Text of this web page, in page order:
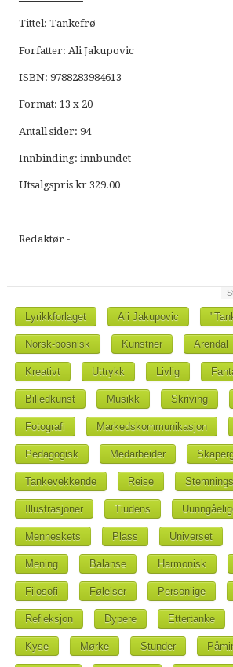
Tittel: Tankefrø
Forfatter: Ali Jakupovic
ISBN: 9788283984613
Format: 13 x 20
Antall sider: 94
Innbinding: innbundet
Utsalgspris kr 329.00
Redaktør -
Lyrikkforlaget Ali Jakupovic
Norsk-bosnisk Kunstner Arendal
Kreativt Uttrykk Livlig
Billedkunst Musikk Skriving
Fotografi Markedskommunikasjon
Pedagogisk Medarbeider
Tankevekkende Reise
Illustrasjoner Tiudens
Menneskets Plass Universet
Mening Balanse Harmonisk
Filosofi Følelser Personlige
Refleksjon Dypere Ettertanke
Kyse Mørke Stunder